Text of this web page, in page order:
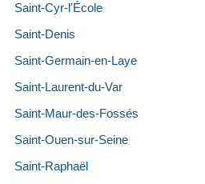
Saint-Cyr-l'École
Saint-Denis
Saint-Germain-en-Laye
Saint-Laurent-du-Var
Saint-Maur-des-Fossés
Saint-Ouen-sur-Seine
Saint-Raphaël